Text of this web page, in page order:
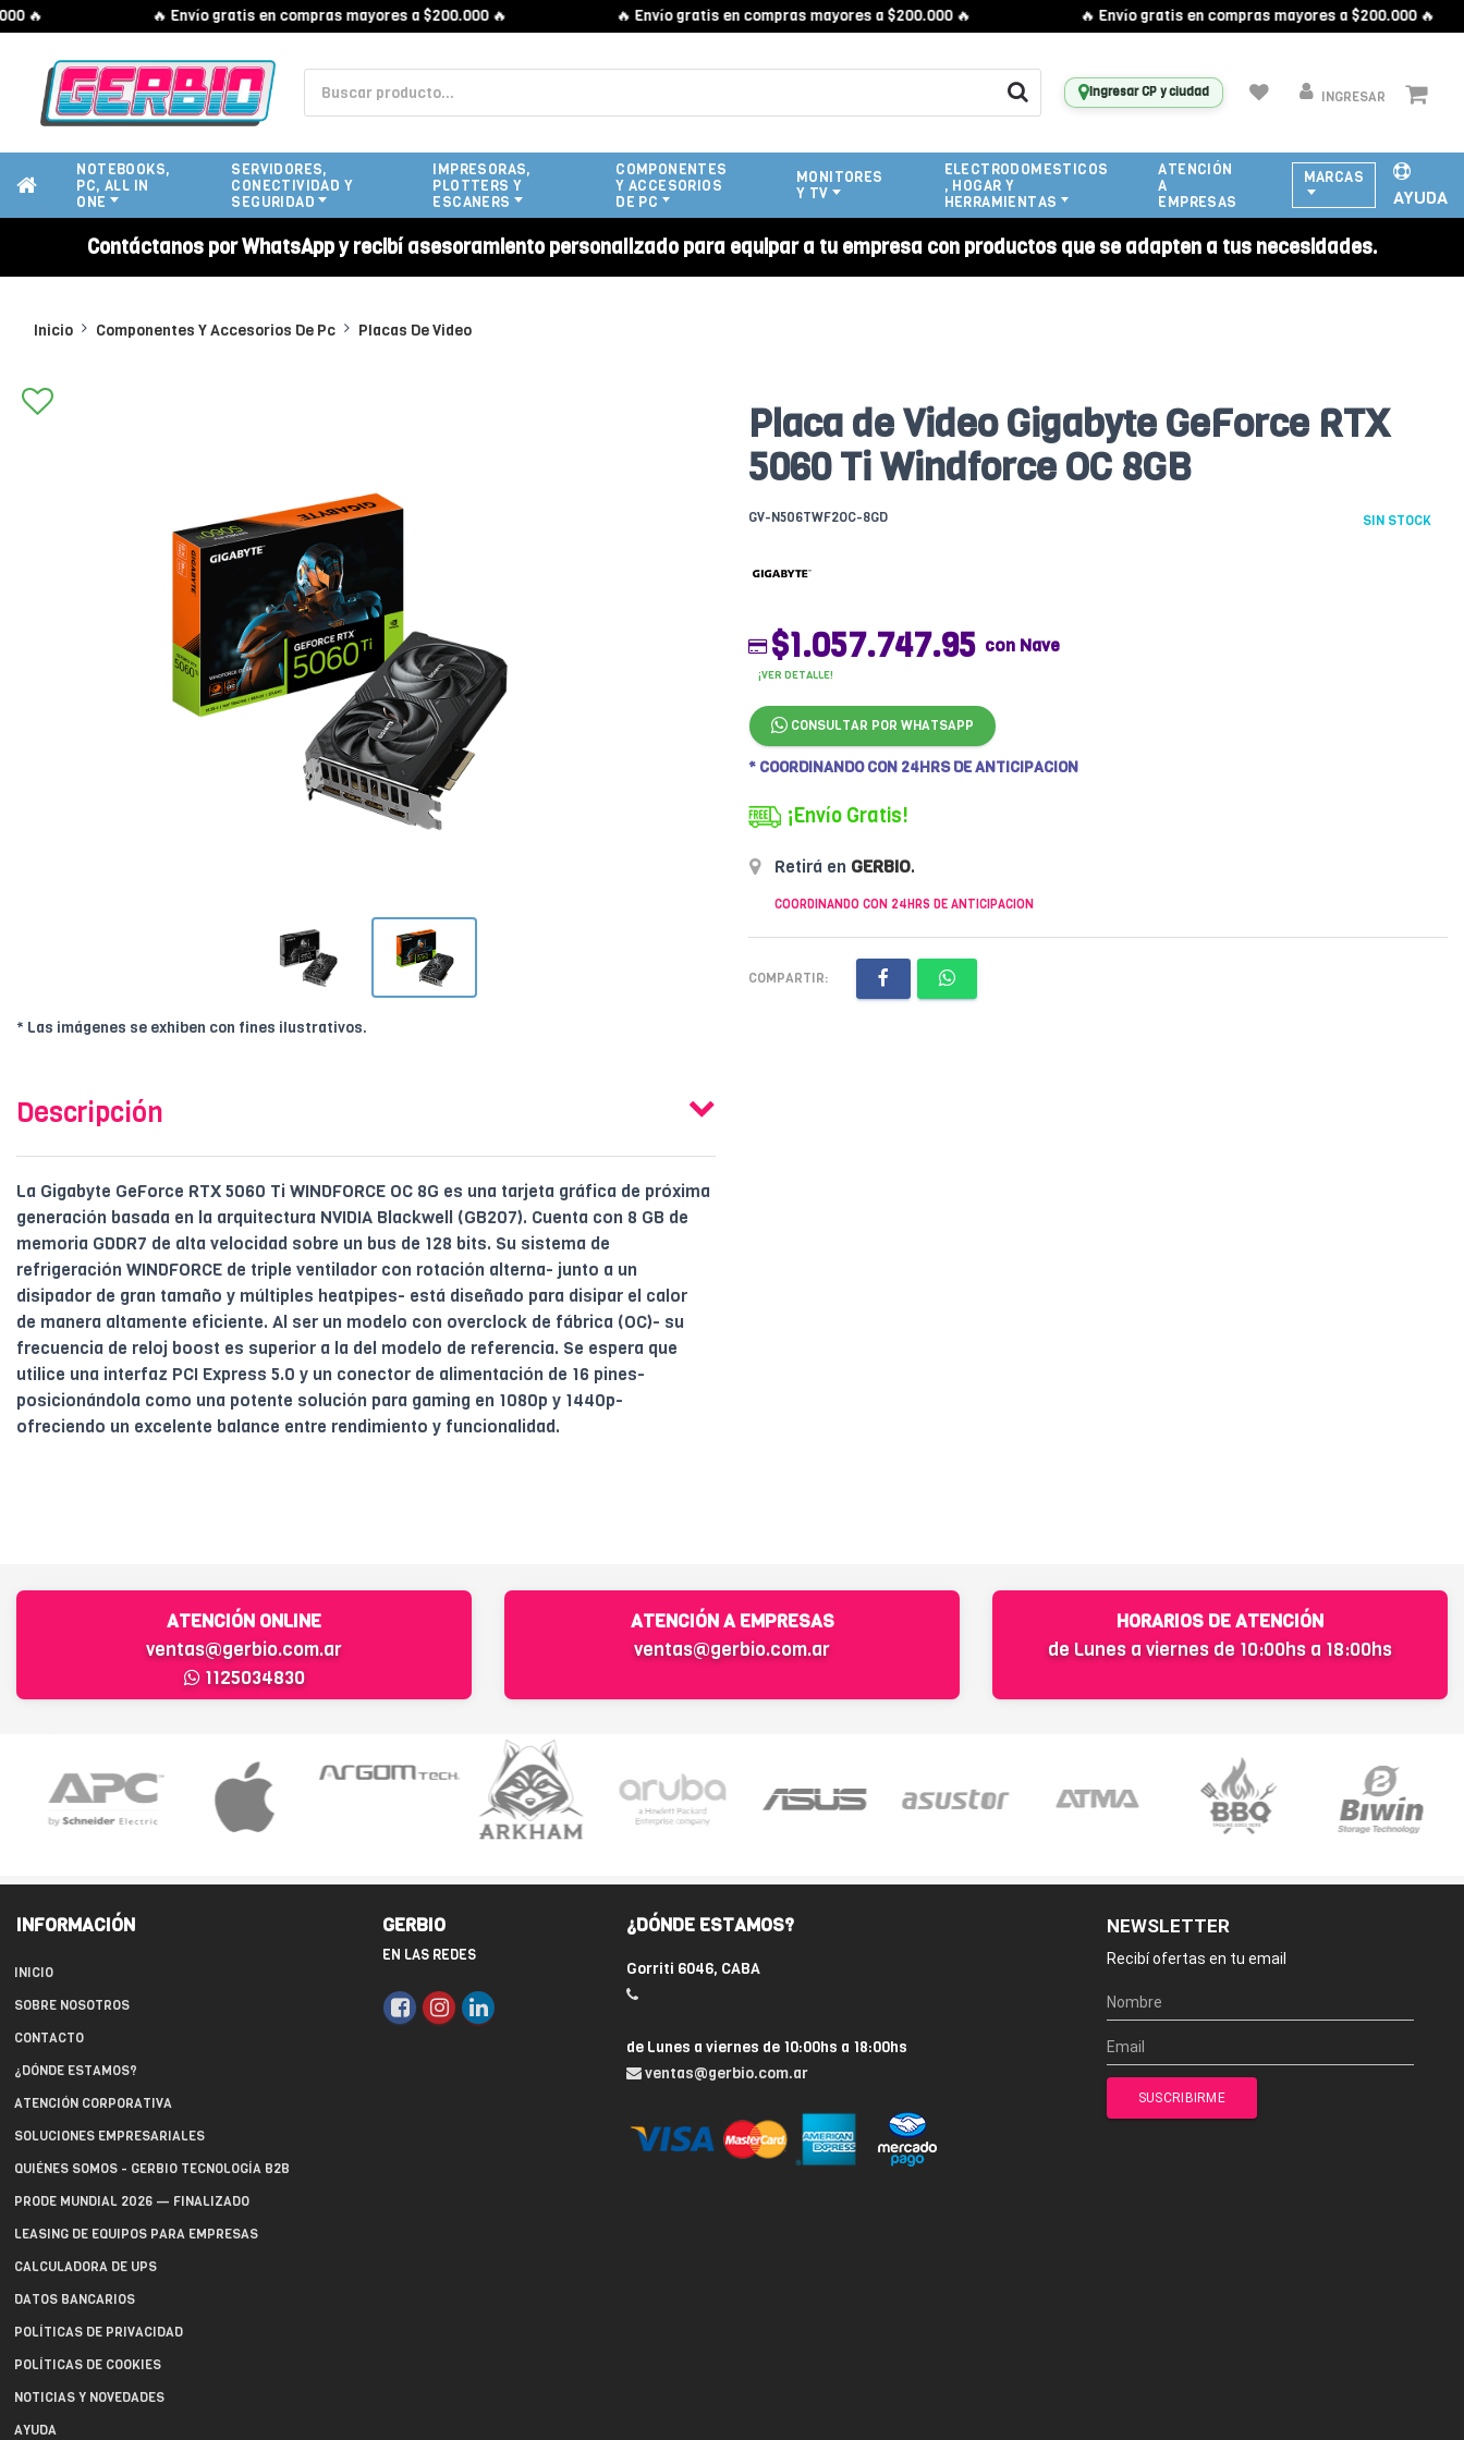
🔥 Envío gratis en compras mayores a $200.000 🔥 🔥 Envío gratis en compras mayores a $200.000 🔥 🔥 Envío gratis en compras mayores a $200.000 🔥
Ingresar CP y ciudad INGRESAR
NOTEBOOKS,
PC, ALL IN
ONE
SERVIDORES,
CONECTIVIDAD Y
SEGURIDAD
IMPRESORAS,
PLOTTERS Y
ESCANERS
COMPONENTES
Y ACCESORIOS
DE PC
MONITORES
Y TV
ELECTRODOMESTICOS
, HOGAR Y
HERRAMIENTAS
ATENCIÓN
A
EMPRESAS
MARCAS
AYUDA
Contáctanos por WhatsApp y recibí asesoramiento personalizado para equipar a tu empresa con productos que se adapten a tus necesidades.
Inicio Componentes Y Accesorios De Pc Placas De Video
* Las imágenes se exhiben con fines ilustrativos.
Placa de Video Gigabyte GeForce RTX
5060 Ti Windforce OC 8GB
GV-N506TWF2OC-8GD SIN STOCK
$1.057.747.95 con Nave
¡VER DETALLE!
CONSULTAR POR WHATSAPP
* COORDINANDO CON 24HRS DE ANTICIPACION
¡Envío Gratis!
Retirá en GERBIO.
COORDINANDO CON 24HRS DE ANTICIPACION
COMPARTIR:
Descripción
La Gigabyte GeForce RTX 5060 Ti WINDFORCE OC 8G es una tarjeta gráfica de próxima
generación basada en la arquitectura NVIDIA Blackwell (GB207). Cuenta con 8 GB de
memoria GDDR7 de alta velocidad sobre un bus de 128 bits. Su sistema de
refrigeración WINDFORCE de triple ventilador con rotación alterna- junto a un
disipador de gran tamaño y múltiples heatpipes- está diseñado para disipar el calor
de manera altamente eficiente. Al ser un modelo con overclock de fábrica (OC)- su
frecuencia de reloj boost es superior a la del modelo de referencia. Se espera que
utilice una interfaz PCI Express 5.0 y un conector de alimentación de 16 pines-
posicionándola como una potente solución para gaming en 1080p y 1440p-
ofreciendo un excelente balance entre rendimiento y funcionalidad.
ATENCIÓN ONLINE
ventas@gerbio.com.ar
1125034830
ATENCIÓN A EMPRESAS
ventas@gerbio.com.ar
HORARIOS DE ATENCIÓN
de Lunes a viernes de 10:00hs a 18:00hs
INFORMACIÓN
INICIO
SOBRE NOSOTROS
CONTACTO
¿DÓNDE ESTAMOS?
ATENCIÓN CORPORATIVA
SOLUCIONES EMPRESARIALES
QUIÉNES SOMOS - GERBIO TECNOLOGÍA B2B
PRODE MUNDIAL 2026 — FINALIZADO
LEASING DE EQUIPOS PARA EMPRESAS
CALCULADORA DE UPS
DATOS BANCARIOS
POLÍTICAS DE PRIVACIDAD
POLÍTICAS DE COOKIES
NOTICIAS Y NOVEDADES
AYUDA
GERBIO
EN LAS REDES
¿DÓNDE ESTAMOS?
Gorriti 6046, CABA
de Lunes a viernes de 10:00hs a 18:00hs
ventas@gerbio.com.ar
NEWSLETTER
Recibí ofertas en tu email